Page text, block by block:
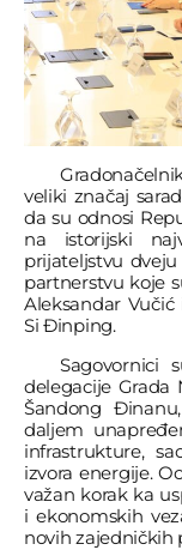
veliki značaj
da su odnosi
na istorijski
prijateljstvu
partnerstvu koje
Aleksandar
Si Đinping.
Sagovornici
delegacije Grada
Šandong
daljem
infrastrukture,
izvora energije.
važan korak ka
i ekonomskih
novih zajedničkih